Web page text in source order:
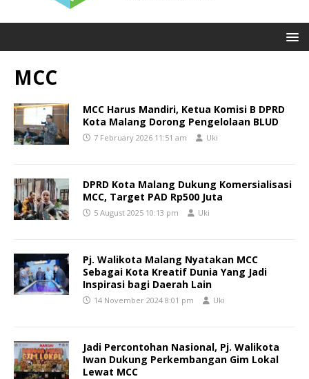
MCC
MCC Harus Mandiri, Ketua Komisi B DPRD
Kota Malang Dorong Pengelolaan BLUD
7 February 2026 11:51 am Uki
DPRD Kota Malang Dukung Komersialisasi
MCC, Target PAD Rp500 Juta
5 August 2025 10:13 pm Uki
Pj. Walikota Malang Nyatakan MCC
Sebagai Kota Kreatif Dunia Yang Jadi
Inspirasi bagi Daerah Lain
14 November 2024 8:01 pm Uki
Jadi Percontohan Nasional, Pj. Walikota
Iwan Dukung Perkembangan Gim Lokal
Lewat MCC